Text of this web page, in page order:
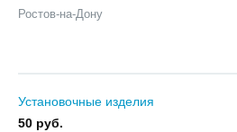
Ростов-на-Дону
Установочные изделия
50 руб.